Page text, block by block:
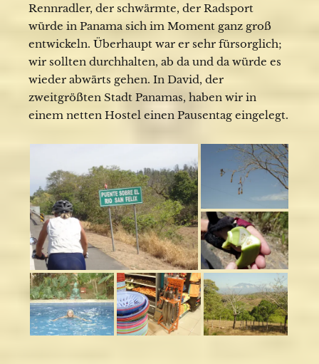
Rennradler, der schwärmte, der Radsport
würde in Panama sich im Moment ganz groß
entwickeln. Überhaupt war er sehr fürsorglich;
wir sollten durchhalten, ab da und da würde es
wieder abwärts gehen. In David, der
zweitgrößten Stadt Panamas, haben wir in
einem netten Hostel einen Pausentag eingelegt.